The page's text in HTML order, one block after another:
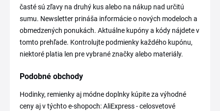
časté sú zľavy na druhý kus alebo na nákup nad určitú
sumu. Newsletter prináša informácie o nových modeloch a
obmedzených ponukách. Aktuálne kupóny a kódy nájdete v
tomto prehľade. Kontrolujte podmienky každého kupónu,
niektoré platia len pre vybrané značky alebo materiály.
Podobné obchody
Hodinky, remienky aj módne doplnky kúpite za výhodné
ceny aj v týchto e-shopoch: AliExpress - celosvetové